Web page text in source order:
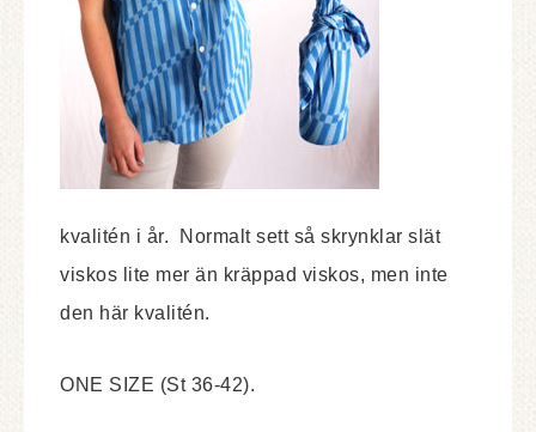
kvalitén i år. Normalt sett så skrynklar slät
viskos lite mer än kräppad viskos, men inte
den här kvalitén.
ONE SIZE (St 36-42).